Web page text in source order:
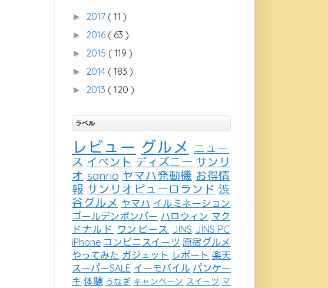
► 2017 ( 11 )
► 2016 ( 63 )
► 2015 ( 119 )
► 2014 ( 183 )
► 2013 ( 120 )
ラベル
レビュー グルメ ニュー
ス イベント ディズニー サンリ
オ sanrio ヤマハ発動機 お得情
報 サンリオピューロランド 渋
谷グルメ ヤマハ イルミネーション
ゴールデンボンバー ハロウィン マク
ドナルド ワンピース JINS JINS PC
iPhone コンビニスイーツ 原宿グルメ
やってみた ガジェット レポート 楽天
スーパーSALE イーモバイル パンケー
キ 体験 うなぎ キャンペーン スイーツ マ